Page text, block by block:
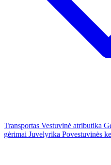
Transportas Vestuvinė atributika
gėrimai Juvelyrika Povestuvinės